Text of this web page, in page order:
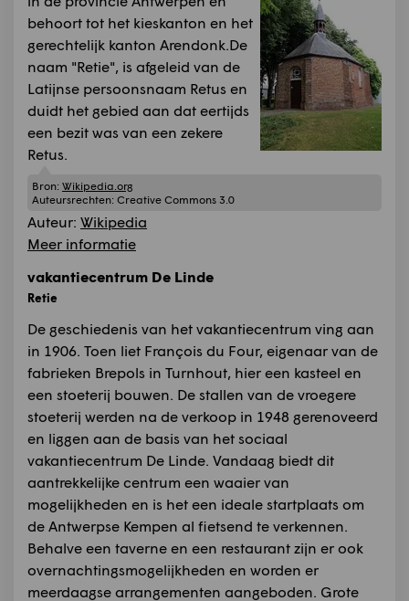
behoort tot het kieskanton en het
gerechtelijk kanton Arendonk.De
naam "Retie", is afgeleid van de
Latijnse persoonsnaam Retus en
duidt het gebied aan dat eertijds
een bezit was van een zekere
Retus.
Bron: Wikipedia.org
Auteursrechten: Creative Commons 3.0
Auteur: Wikipedia
Meer informatie
vakantiecentrum De Linde
Retie
De geschiedenis van het vakantiecentrum ving aan
in 1906. Toen liet François du Four, eigenaar van de
fabrieken Brepols in Turnhout, hier een kasteel en
een stoeterij bouwen. De stallen van de vroegere
stoeterij werden na de verkoop in 1948 gerenoveerd
en liggen aan de basis van het sociaal
vakantiecentrum De Linde. Vandaag biedt dit
aantrekkelijke centrum een waaier van
mogelijkheden en is het een ideale startplaats om
de Antwerpse Kempen al fietsend te verkennen.
Behalve een taverne en een restaurant zijn er ook
overnachtingsmogelijkheden en worden er
meerdaagse arrangementen aangeboden. Grote